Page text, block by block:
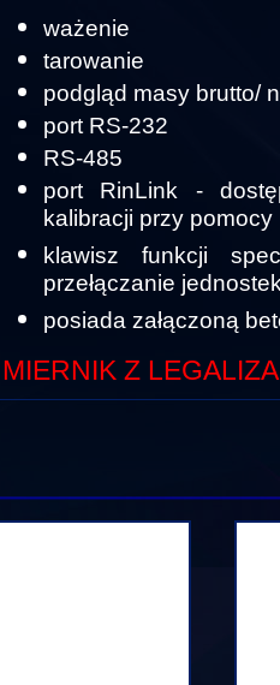
ważenie
tarowanie
podgląd masy brutto/
port RS-232
RS-485
port RinLink -
kalibracji przy
klawisz funkcji
przełączanie
posiada załączoną
MIERNIK Z